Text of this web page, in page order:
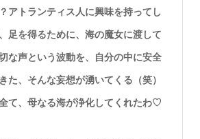
アトランティス人に興味を持ってし
足を得るために、海の魔女に渡して
な声という波動を、自分の中に安全
た、そんな妄想が湧いてくる（笑）
て、母なる海が浄化してくれたわ♡